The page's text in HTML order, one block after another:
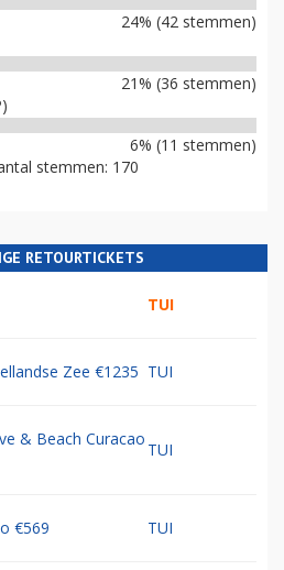
24% (42 stemmen)
21% (36 stemmen)
6% (11 stemmen)
stemmen: 170
RETOURTICKETS
TUI
Zee €1235 TUI
& Beach Curacao
TUI
€569 TUI